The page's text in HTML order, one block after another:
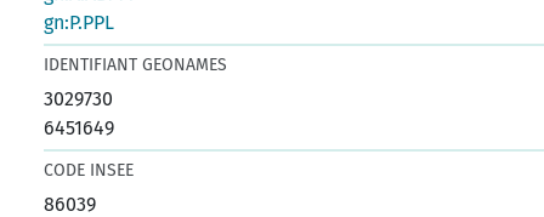
gn:P.PPL
IDENTIFIANT GEONAMES
3029730
6451649
CODE INSEE
86039